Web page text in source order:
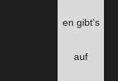
en gibt's
auf